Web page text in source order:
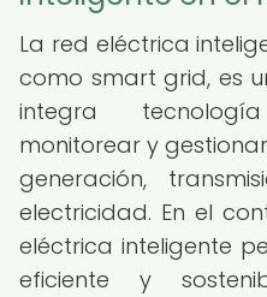
La red eléctrica
como smart grid, es
integra
monitorear y
generación,
electricidad. En el
eléctrica inteligente
eficiente y